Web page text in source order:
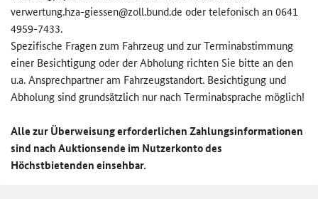
verwertung.hza-giessen@zo­ll.bund.de oder telefonisch an 0641
4959-7433.
Spezifische Fragen zum Fahrzeug und zur Terminabstimmung
einer Besichtigung oder der Abholung richten Sie bitte an den
u.a. Ansprechpartner am Fahrzeugstandort. Besichtigung und
Abholung sind grundsätzlich nur nach Terminabsprache möglich!
Alle zur Überweisung erforderlichen Zahlungsinformationen
sind nach Auktionsende im Nutzerkonto des
Höchstbietenden einsehbar.